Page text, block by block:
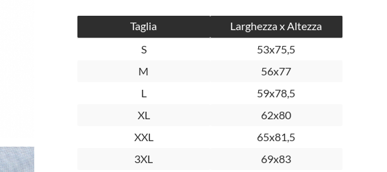
Taglia
Larghezza x Altezza
S
53x75,5
M
56x77
L
59x78,5
XL
62x80
XXL
65x81,5
3XL
69x83